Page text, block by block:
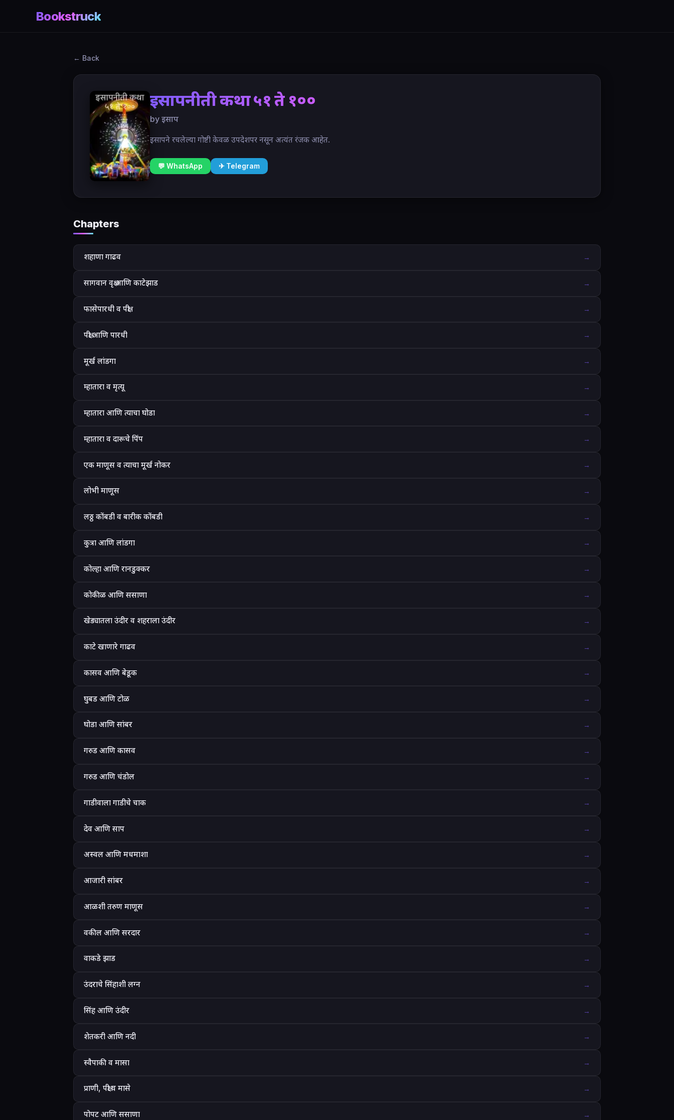
Bookstruck
← Back
इसापनीती कथा ५१ ते १००
by इसाप
इसापने रचलेल्या गोष्टी केवळ उपदेशपर नसून अत्यंत रंजक आहेत.
💬 WhatsApp ✈ Telegram
Chapters
शहाणा गाढव →
सागवान वृक्ष आणि काटेझाड →
फासेपारधी व पक्षी →
पक्षी आणि पारधी →
मूर्ख लांडगा →
म्हातारा व मृत्यू →
म्हातारा आणि त्याचा घोडा →
म्हातारा व दारूचे पिंप →
एक माणूस व त्याचा मूर्ख नोकर →
लोभी माणूस →
लठ्ठ कोंबडी व बारीक कोंबडी →
कुत्रा आणि लांडगा →
कोल्हा आणि रानडुक्कर →
कोकीळ आणि ससाणा →
खेड्यातला उंदीर व शहराला उंदीर →
काटे खाणारे गाढव →
कासव आणि बेडूक →
घुबड आणि टोळ →
घोडा आणि सांबर →
गरुड आणि कासव →
गरुड आणि चंडोल →
गाडीवाला गाडीचे चाक →
देव आणि साप →
अस्वल आणि मधमाशा →
आजारी सांबर →
आळशी तरुण माणूस →
वकील आणि सरदार →
वाकडे झाड →
उंदराचे सिंहाशी लग्न →
सिंह आणि उंदीर →
शेतकरी आणि नदी →
स्वैपाकी व मासा →
प्राणी, पक्षी व मासे →
पोपट आणि ससाणा →